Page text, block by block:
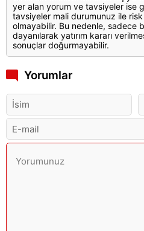
yer alan yorum ve tavsiyeler ise
tavsiyeler mali durumunuz ile
olmayabilir. Bu nedenle, sadece
dayanılarak yatırım kararı
sonuçlar doğurmayabilir.
Yorumlar